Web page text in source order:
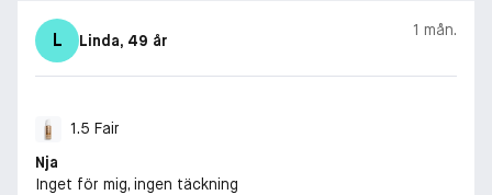
L Linda, 49 år
1 mån.
1.5 Fair
Nja
Inget för mig, ingen täckning